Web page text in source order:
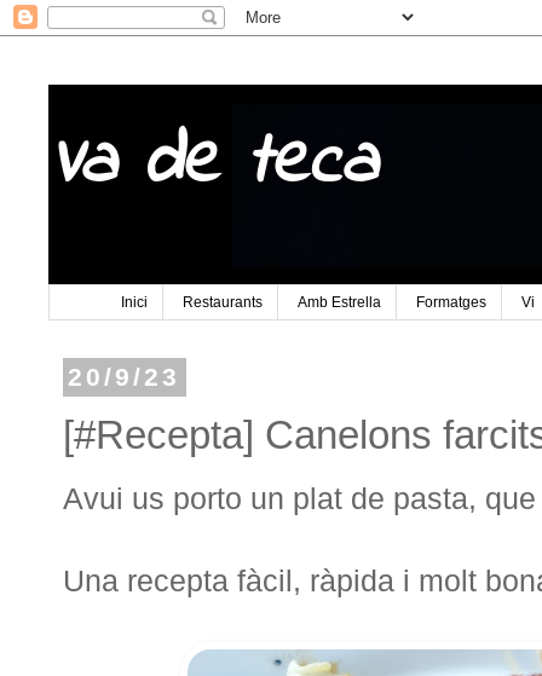
Va de teca
Inici Restaurants Amb Estrella Formatges Vi
20/9/23
[#Recepta] Canelons
Avui us porto un plat de pasta,
Una recepta fàcil, ràpida i molt